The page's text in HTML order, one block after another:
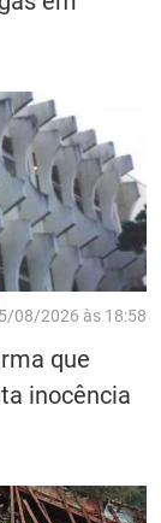
08/2026 às 18:58
que
inocência